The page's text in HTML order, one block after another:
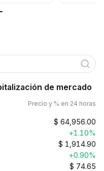
de mercado
Precio y % en 24 horas
$ 64,956.00
+1.10%
$ 1,914.90
+0.90%
$ 74.65